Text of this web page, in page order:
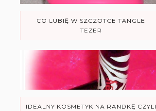
CO LUBIĘ W SZCZOTCE TANGLE
TEZER
IDEALNY KOSMETYK NA RANDKĘ CZYLI